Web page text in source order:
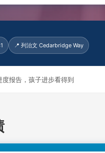
📍 列治文 Cedarbridge Way
度报告，孩子进步看得到